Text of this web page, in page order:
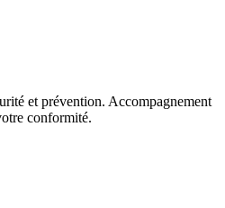
et prévention. Accompagnement
conformité.